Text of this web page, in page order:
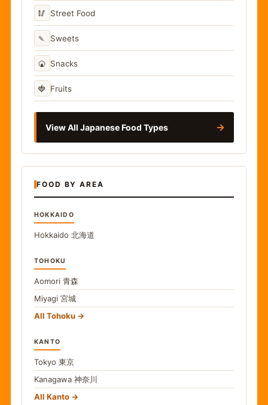
🥢 Street Food
🍡 Sweets
🍘 Snacks
🍓 Fruits
View All Japanese Food Types →
FOOD BY AREA
HOKKAIDO
Hokkaido 北海道
TOHOKU
Aomori 青森
Miyagi 宮城
All Tohoku
KANTO
Tokyo 東京
Kanagawa 神奈川
All Kanto